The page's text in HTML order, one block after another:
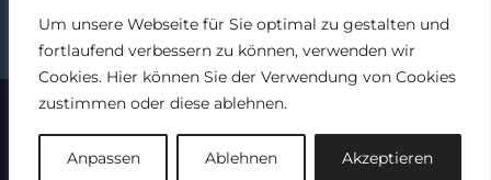
Um unsere Webseite für Sie optimal zu gestalten und
fortlaufend verbessern zu können, verwenden wir
Cookies. Hier können Sie der Verwendung von Cookies
zustimmen oder diese ablehnen.
Anpassen Ablehnen Akzeptieren
Back